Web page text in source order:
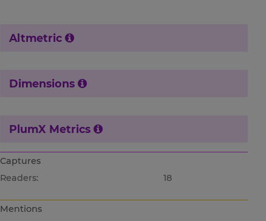
Altmetric
Dimensions
PlumX Metrics
Captures
Readers:
18
Mentions